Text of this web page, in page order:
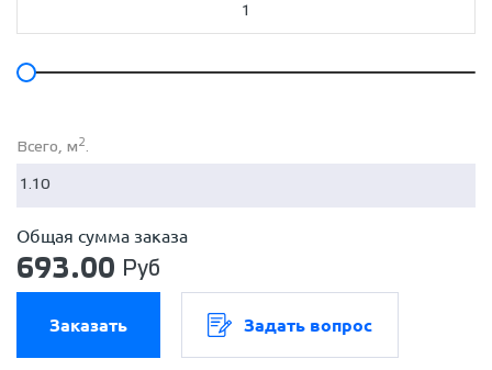
Всего, м 2.
Общая сумма заказа
693.00 Руб
Заказать Задать вопрос